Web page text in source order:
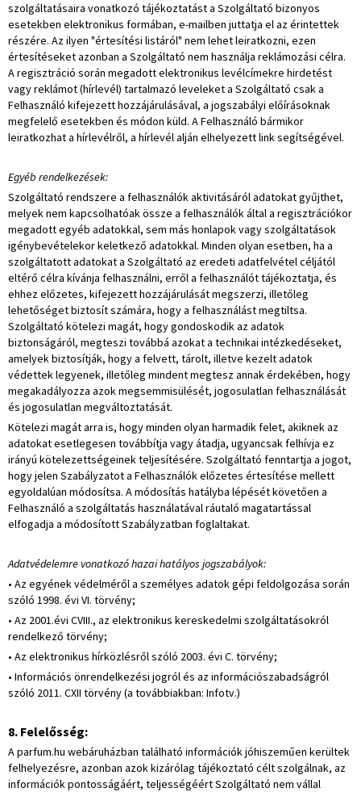
szolgáltatásaira vonatkozó tájékoztatást a Szolgáltató bizonyos
esetekben elektronikus formában, e-mailben juttatja el az érintettek
részére. Az ilyen "értesítési listáról" nem lehet leiratkozni, ezen
értesítéseket azonban a Szolgáltató nem használja reklámozási célra.
A regisztráció során megadott elektronikus levélcímekre hirdetést
vagy reklámot (hírlevél) tartalmazó leveleket a Szolgáltató csak a
Felhasználó kifejezett hozzájárulásával, a jogszabályi előírásoknak
megfelelő esetekben és módon küld. A Felhasználó bármikor
leiratkozhat a hírlevélről, a hírlevél alján elhelyezett link segítségével.
Egyéb rendelkezések:
Szolgáltató rendszere a felhasználók aktivitásáról adatokat gyűjthet,
melyek nem kapcsolhatóak össze a felhasználók által a regisztrációkor
megadott egyéb adatokkal, sem más honlapok vagy szolgáltatások
igénybevételekor keletkező adatokkal. Minden olyan esetben, ha a
szolgáltatott adatokat a Szolgáltató az eredeti adatfelvétel céljától
eltérő célra kívánja felhasználni, erről a felhasználót tájékoztatja, és
ehhez előzetes, kifejezett hozzájárulását megszerzi, illetőleg
lehetőséget biztosít számára, hogy a felhasználást megtiltsa.
Szolgáltató kötelezi magát, hogy gondoskodik az adatok
biztonságáról, megteszi továbbá azokat a technikai intézkedéseket,
amelyek biztosítják, hogy a felvett, tárolt, illetve kezelt adatok
védettek legyenek, illetőleg mindent megtesz annak érdekében, hogy
megakadályozza azok megsemmisülését, jogosulatlan felhasználását
és jogosulatlan megváltoztatását.
Kötelezi magát arra is, hogy minden olyan harmadik felet, akiknek az
adatokat esetlegesen továbbítja vagy átadja, ugyancsak felhívja ez
irányú kötelezettségeinek teljesítésére. Szolgáltató fenntartja a jogot,
hogy jelen Szabályzatot a Felhasználók előzetes értesítése mellett
egyoldalúan módosítsa. A módosítás hatályba lépését követően a
Felhasználó a szolgáltatás használatával ráutaló magatartással
elfogadja a módosított Szabályzatban foglaltakat.
Adatvédelemre vonatkozó hazai hatályos jogszabályok:
• Az egyének védelméről a személyes adatok gépi feldolgozása során
szóló 1998. évi VI. törvény;
• Az 2001.évi CVIII., az elektronikus kereskedelmi szolgáltatásokról
rendelkező törvény;
• Az elektronikus hírközlésről szóló 2003. évi C. törvény;
• Információs önrendelkezési jogról és az információszabadságról
szóló 2011. CXII törvény (a továbbiakban: Infotv.)
8. Felelősség:
A parfum.hu webáruházban található információk jóhiszeműen kerültek
felhelyezésre, azonban azok kizárólag tájékoztató célt szolgálnak, az
információk pontosságáért, teljességéért Szolgáltató nem vállal